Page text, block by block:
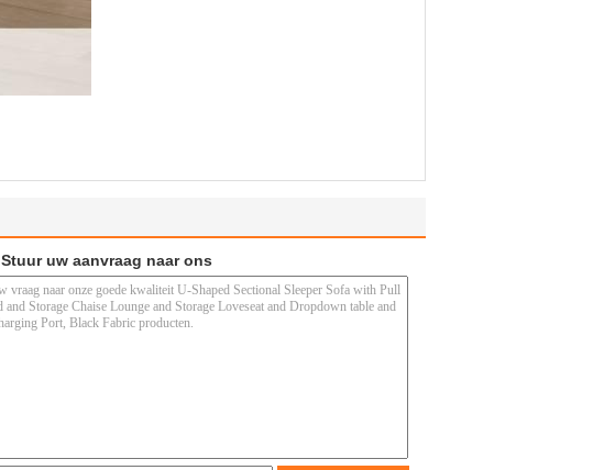
uw aanvraag naar ons